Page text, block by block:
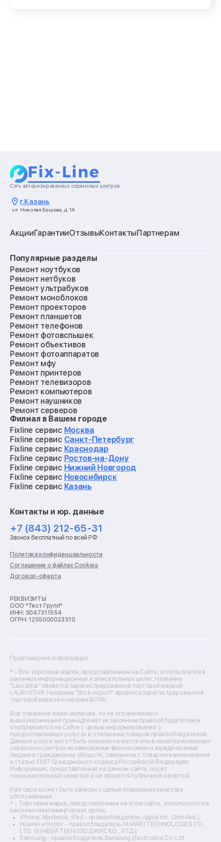
Сеть авторизированных сервисных центров
г.Казань
ул. Николая Ершова, д. 1А
АкцииГарантииОтзывыКонтактыПартнерам
Популярные разделы
Ремонт ноутбуков
Ремонт нетбуков
Ремонт ультрабуков
Ремонт моноблоков
Ремонт проекторов
Ремонт планшетов
Ремонт телефонов
Ремонт фотовспышек
Ремонт объективов
Ремонт фотоаппаратов
Ремонт мфу
Ремонт принтеров
Ремонт телевизоров
Ремонт компьютеров
Ремонт наушников
Ремонт серверов
Ремонт мониторов
Ремонт квадрокоптеров
Ремонт электросамокатов
Ремонт материнских плат
Ремонт видеокарт
Ремонт кофемашин
Ремонт vr систем
Ремонт игровых приставок
Ремонт роботов-пылесосов
Ремонт холодильников
Ремонт стиральных машин
Ремонт пылесосов
Ремонт варочных панелей
Ремонт духовых шкафов
Ремонт кондиционеров
Ремонт кухонных комбайнов
Ремонт морозильных камер
Ремонт отпаривателей
Ремонт плоттеров
Ремонт фенов
Ремонт цифровых биноклей
Ремонт тепловизоров
Ремонт массажных кресел
Ремонт водонагревателей
Ремонт вытяжек
Ремонт источников бесперебойного питания
Ремонт пароварок
Ремонт микшерных пультов
Ремонт dj-пультов
Ремонт кухонных плит
Ремонт стедикамов
Ремонт оптических прицелов
Ремонт электровелосипедов
Ремонт видеокамер
Ремонт эхолотов
Ремонт 3d-принтеров
Ремонт прицелов ночного видения
Ремонт винных шкафов
Ремонт выпрямителей
Филиал в Вашем городе
Fixline сервис Москва
Fixline сервис Санкт-Петербург
Fixline сервис Краснодар
Fixline сервис Ростов-на-Дону
Fixline сервис Нижний Новгород
Fixline сервис Новосибирск
Fixline сервис Казань
Контакты и юр. данные
+7 (843) 212-65-31
Звонок бесплатный по всей РФ
Политика конфиденциальности
Соглашение о файлах Cookies
Договор-оферта
РЕКВИЗИТЫ
ООО "Тест Групп"
ИНН: 5047311554
ОГРН: 1255000023310
Правомерная информация
* - Все торговые марки, представленные на Сайте, используются в
законных информационных и описательных целях. Название
"Laurastar" является зарегистрированной торговой маркой
LAURASTAR. Название "Bork-Import" является зарегистрированной
торговой маркой компании BORK.
Все товарные знаки (включая, но не ограничиваясь
вышеуказанными) принадлежат их законным правообладателям и
отображаются на Сайте с целью информирования о
предоставляемых услугах в отношении товаров правообладателей.
Данные услуги могут быть оказаны на месте или в неавторизованных
сервисных центрах независимыми физическими и юридическими
лицами в гражданском обороте, связанном с товаром и включенном
в статью 1487 Гражданского кодекса Российской Федерации.
Информация, представленная на данном сайте, носит
ознакомительный характер и не является публичной офертой.
Разговор может быть записан с целью повышения качества
обслуживания.
* - Торговые марки, представленные на этом сайте, используются в
законных некоммерческих целях.
iPhone, Macbook, iPad - правообладатель Apple Inc. (Эпл Инк.);
Huawei и Honor - правообладатель HUAWEI TECHNOLOGIES CO.,
LTD. (ХУАВЕЙ ТЕКНОЛОДЖИС КО., ЛТД.);
Samsung – правообладатель Samsung Electronics Co. Ltd.